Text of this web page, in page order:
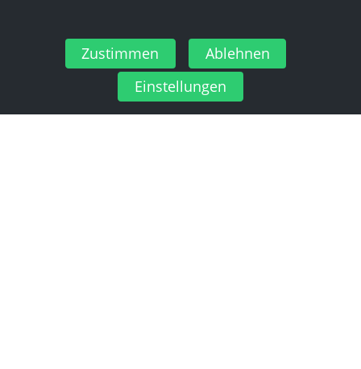
Zustimmen
Ablehnen
Einstellungen